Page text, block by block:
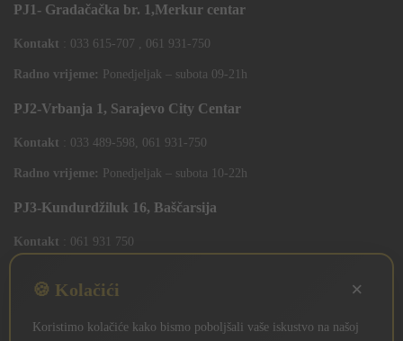
PJ1- Gradačačka br. 1,Merkur centar
Kontakt : 033 615-707 , 061 931-750
Radno vrijeme: Ponedjeljak – subota 09-21h
PJ2-Vrbanja 1, Sarajevo City Centar
Kontakt : 033 489-598, 061 931-750
Radno vrijeme: Ponedjeljak – subota 10-22h
PJ3-Kundurdžiluk 16, Baščarsija
Kontakt : 061 931 750
🍪 Kolačići ×
Koristimo kolačiće kako bismo poboljšali vaše iskustvo na našoj